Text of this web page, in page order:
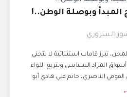
المبدأ وبوصلة الوطن..!
السروري
تبرز قامات استثنائية لا تنحني
المزاد السياسي.ويتربع اللواء
الناصري، حاتم علي هادي أبو